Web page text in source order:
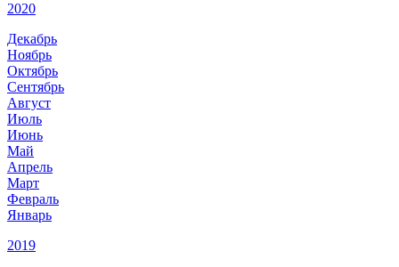
2020
Декабрь
Ноябрь
Октябрь
Сентябрь
Август
Июль
Июнь
Май
Апрель
Март
Февраль
Январь
2019